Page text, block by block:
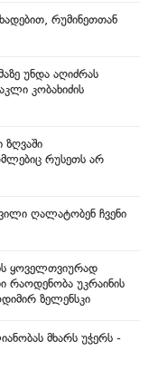
რუმინეთთან
უნდა აღიძრას
კობახიძის
ზღვაში
რუსეთს არ
ღალატობენ ჩვენი
ყოველთვიურად
რაოდენობა უკრაინის
ზელენსკი
მხარს უჭერს -